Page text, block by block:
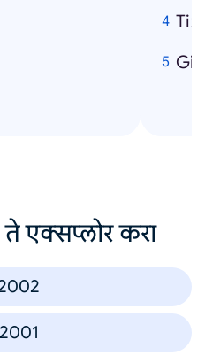
ते एक्सप्लोर करा
2001